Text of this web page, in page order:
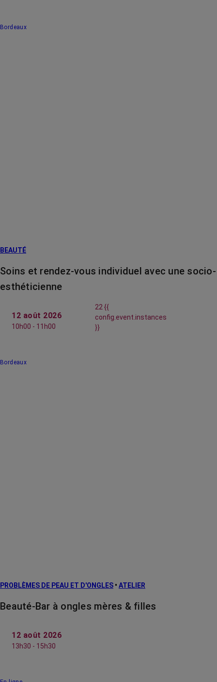
Bordeaux
BEAUTÉ
Soins et rendez-vous individuel avec une socio-
esthéticienne
12 août 2026
10h00 - 11h00
22 {{
config.event.instances
}}
Bordeaux
PROBLÈMES DE PEAU ET D'ONGLES • ATELIER
Beauté-Bar à ongles mères & filles
12 août 2026
13h30 - 15h30